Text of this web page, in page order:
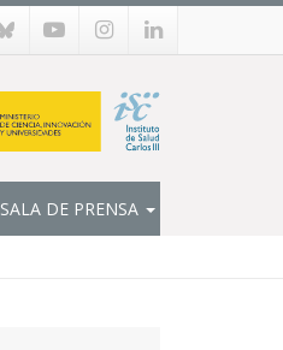
SALA DE PRENSA